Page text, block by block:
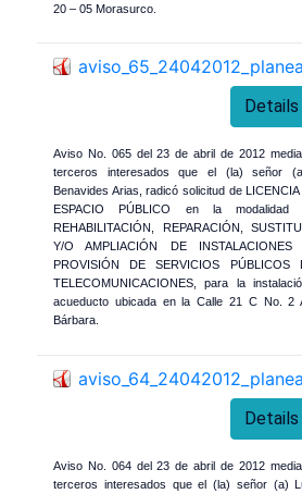
20 – 05 Morasurco.
Details
Aviso No. 065 del 23 de abril de 2012
terceros interesados que el (la) señor
Benavides Arias, radicó solicitud de
ESPACIO PÚBLICO en la modalidad
REHABILITACIÓN, REPARACIÓN,
Y/O AMPLIACIÓN DE
PROVISIÓN DE SERVICIOS PÚBLICOS
TELECOMUNICACIONES, para la
acueducto ubicada en la Calle 21 C No. 2
Bárbara.
Details
Aviso No. 064 del 23 de abril de 2012
terceros interesados que el (la) señor (a)